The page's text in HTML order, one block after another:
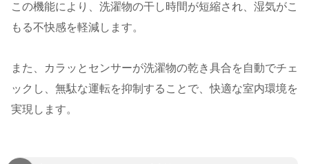
この機能により、洗濯物の干し時間が短縮され、湿気がこ
もる不快感を軽減します。
また、カラッとセンサーが洗濯物の乾き具合を自動でチェ
ックし、無駄な運転を抑制することで、快適な室内環境を
実現します。